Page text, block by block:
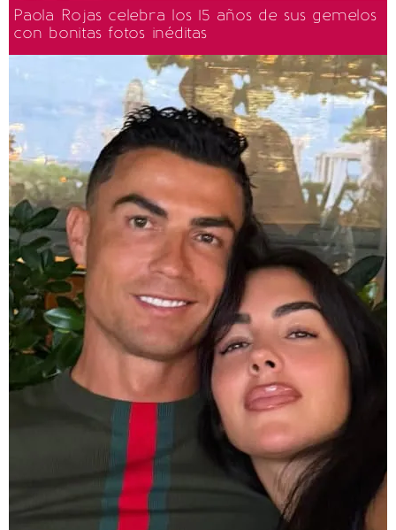
Paola Rojas celebra los 15 años de sus gemelos
con bonitas fotos inéditas